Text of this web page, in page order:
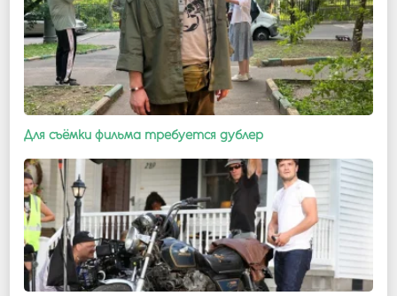
Для съёмки фильма требуется дублер